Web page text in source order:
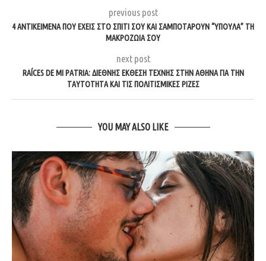
previous post
4 ΑΝΤΙΚΕΊΜΕΝΑ ΠΟΥ ΈΧΕΙΣ ΣΤΟ ΣΠΊΤΙ ΣΟΥ ΚΑΙ ΣΑΜΠΟΤΆΡΟΥΝ “ΎΠΟΥΛΑ” ΤΗ
ΜΑΚΡΟΖΩΊΑ ΣΟΥ
next post
RAÍCES DE MI PATRIA: ΔΙΕΘΝΉΣ ΈΚΘΕΣΗ ΤΈΧΝΗΣ ΣΤΗΝ ΑΘΉΝΑ ΓΙΑ ΤΗΝ
ΤΑΥΤΌΤΗΤΑ ΚΑΙ ΤΙΣ ΠΟΛΙΤΙΣΜΙΚΈΣ ΡΊΖΕΣ
YOU MAY ALSO LIKE